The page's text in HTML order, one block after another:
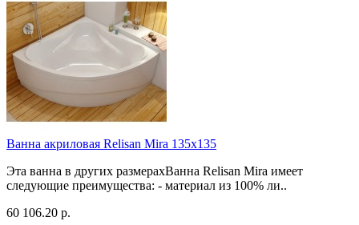
Ванна акриловая Relisan Mira 135x135
Эта ванна в других размерахВанна Relisan Mira имеет
следующие преимущества: - материал из 100% ли..
60 106.20 р.